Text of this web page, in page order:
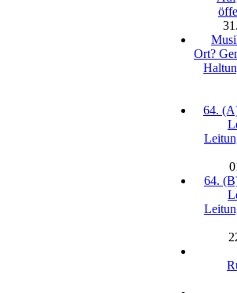
Ort?
64.
64.